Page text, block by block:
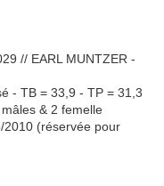
// EARL MUNTZER -
- TB = 33,9 - TP = 31,3
& 2 femelle
2010 (réservée pour